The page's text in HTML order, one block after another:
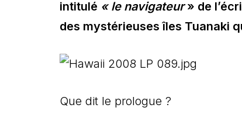
intitulé « le navigateur» de
des mystérieuses îles Tuanaki
Que dit le prologue ?